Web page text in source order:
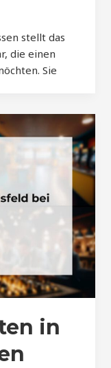
stellt das
die einen
Sie
in